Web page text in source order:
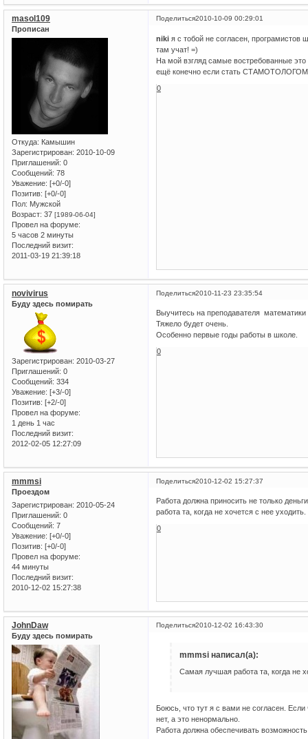
Поделиться2010-10-09 00:29:01
masol109
Прописан
Откуда: Камышин
Зарегистрирован: 2010-10-09
Приглашений: 0
Сообщений: 78
Уважение: [+0/-0]
Позитив: [+0/-0]
Пол: Мужской
Возраст: 37 [1989-06-04]
Провел на форуме:
5 часов 2 минуты
Последний визит:
2011-03-19 21:39:18
niki я с тобой не согласен,
там учат! =)
На мой взгляд самые востребованные
ещё конечно если стать СТАМОТОЛОГОМ
0
Поделиться2010-11-23 23:35:54
novivirus
Буду здесь помирать
Зарегистрирован: 2010-03-27
Приглашений: 0
Сообщений: 334
Уважение: [+3/-0]
Позитив: [+2/-0]
Провел на форуме:
1 день 1 час
Последний визит:
2012-02-05 12:27:09
Выучитесь на преподавателя
Тяжело будет очень.
Особенно первые годы работы в школе.
0
Поделиться2010-12-02 15:27:37
mmmsi
Проездом
Зарегистрирован: 2010-05-24
Приглашений: 0
Сообщений: 7
Уважение: [+0/-0]
Позитив: [+0/-0]
Провел на форуме:
44 минуты
Последний визит:
2010-12-02 15:27:38
Работа должна приносить не только
работа та, когда не хочется с нее
0
Поделиться2010-12-02 16:43:30
JohnDaw
Буду здесь помирать
mmmsi написал(а):
Самая лучшая работа та, когда не
Боюсь, что тут я с вами не согласен.
нет, а это ненормально.
Работа должна обеспечивать